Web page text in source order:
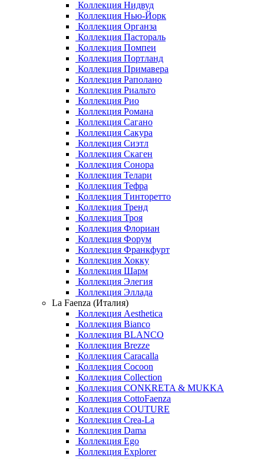
Коллекция Нидвуд
Коллекция Нью-Йорк
Коллекция Органза
Коллекция Пастораль
Коллекция Помпеи
Коллекция Портланд
Коллекция Примавера
Коллекция Раполано
Коллекция Риальто
Коллекция Рио
Коллекция Романа
Коллекция Сагано
Коллекция Сакура
Коллекция Сиэтл
Коллекция Скаген
Коллекция Сонора
Коллекция Телари
Коллекция Тефра
Коллекция Тинторетто
Коллекция Тренд
Коллекция Троя
Коллекция Флориан
Коллекция Форум
Коллекция Франкфурт
Коллекция Хокку
Коллекция Шарм
Коллекция Элегия
Коллекция Эллада
La Faenza (Италия)
Коллекция Aesthetica
Коллекция Bianco
Коллекция BLANCO
Коллекция Brezze
Коллекция Caracalla
Коллекция Cocoon
Коллекция Collection
Коллекция CONKRETA & MUKKA
Коллекция CottoFaenza
Коллекция COUTURE
Коллекция Crea-La
Коллекция Dama
Коллекция Ego
Коллекция Explorer